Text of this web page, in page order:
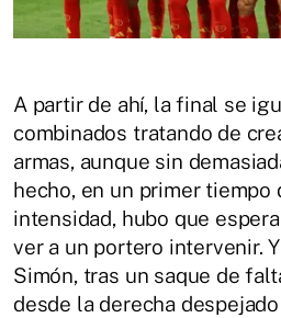
A partir de ahí, la final se
combinados tratando de
armas, aunque sin
hecho, en un primer tiempo
intensidad, hubo que
ver a un portero intervenir.
Simón, tras un saque de
desde la derecha